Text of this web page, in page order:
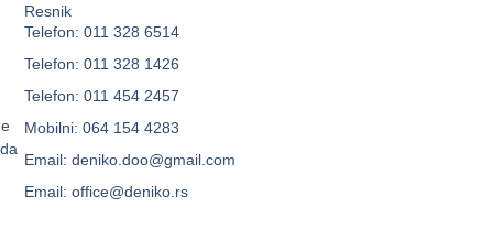
Resnik
Telefon: 011 328 6514
Telefon: 011 328 1426
Telefon: 011 454 2457
Mobilni: 064 154 4283
Email: deniko.doo@gmail.com
Email: office@deniko.rs